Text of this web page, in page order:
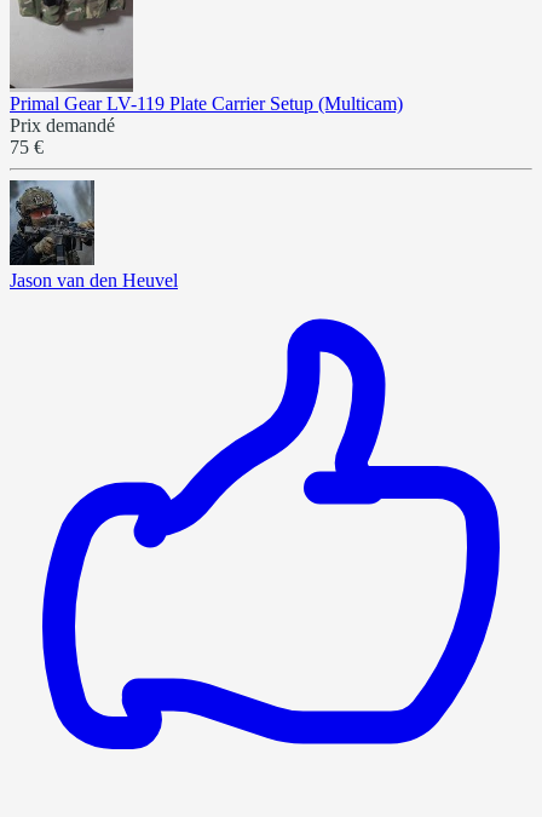
Primal Gear LV-119 Plate Carrier Setup (Multicam)
Prix demandé
75 €
Jason van den Heuvel